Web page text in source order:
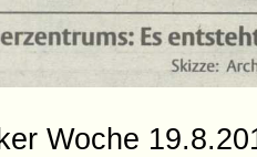
Woche